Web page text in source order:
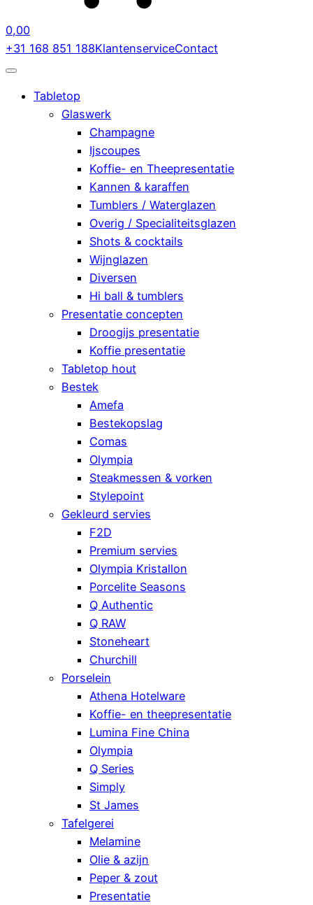
0,00
+31 168 851 188KlantenserviceContact
Tabletop
Glaswerk
Champagne
Ijscoupes
Koffie- en Theepresentatie
Kannen & karaffen
Tumblers / Waterglazen
Overig / Specialiteitsglazen
Shots & cocktails
Wijnglazen
Diversen
Hi ball & tumblers
Presentatie concepten
Droogijs presentatie
Koffie presentatie
Tabletop hout
Bestek
Amefa
Bestekopslag
Comas
Olympia
Steakmessen & vorken
Stylepoint
Gekleurd servies
F2D
Premium servies
Olympia Kristallon
Porcelite Seasons
Q Authentic
Q RAW
Stoneheart
Churchill
Porselein
Athena Hotelware
Koffie- en theepresentatie
Lumina Fine China
Olympia
Q Series
Simply
St James
Tafelgerei
Melamine
Olie & azijn
Peper & zout
Presentatie